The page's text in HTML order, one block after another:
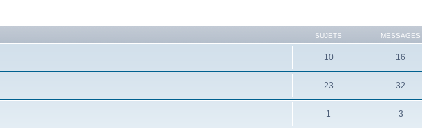
SUJETS MESSAGES
10 16
23 32
1 3